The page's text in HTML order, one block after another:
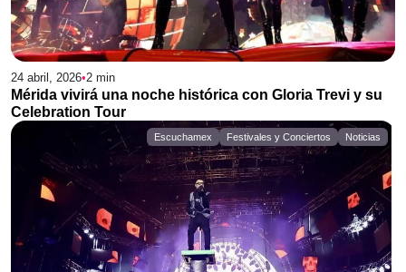
24 abril, 2026•2 min
Mérida vivirá una noche histórica con Gloria Trevi y su
Celebration Tour
Escuchamex Festivales y Conciertos Noticias